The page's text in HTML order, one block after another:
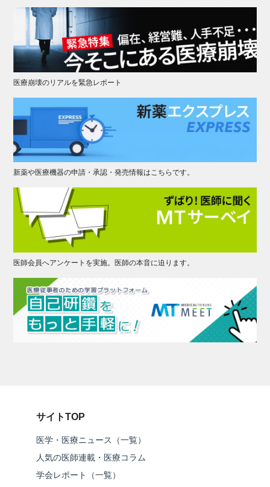
医療崩壊のリアルを緊急レポート
新薬や医療機器の申請・承認・発売情報はこちらです。
医師会員へアンケートを実施。医師の本音に迫ります。
サイトTOP
医学・医療ニュース（一覧）
人気の医師連載・医療コラム
学会レポート（一覧）